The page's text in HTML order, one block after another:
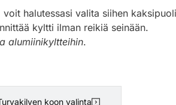
voit halutessasi valita siihen
kyltti ilman reikiä seinään.
alumiinikyltteihin.
koon valinta